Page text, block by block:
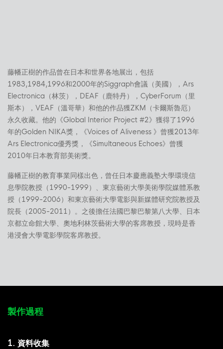
藤幡正樹的作品曾在日本和世界各地展出，包括
1983,1984,1996和2000年的Siggraph會議（美國），Ars
Electronica（林茨），DEAF（鹿特丹），CyberForum（里
斯本），VEAF（溫哥華）和他的作品獲ZKM（卡爾斯魯厄）
永久收藏。他的《Global Interior Project #2》獲得了1996
年的Golden NIKA獎，《Voices of Aliveness 》曾獲2013年
Ars Electronica優秀獎，《Simultaneous Echoes》曾獲
2010年日本教育部美術獎。
藤幡正樹的教育事業同樣出色，曾任日本慶應義塾大學環境信
息學院教授（1990-1999）、東京藝術大學美術學院媒體系教
授（1999-2006）和東京藝術大學電影與新媒體研究院教授及
院長（2005-2011）。之後擔任法國巴黎巴黎第八大學、日本
京都立命館大學、奧地利林茨藝術大學的客席教授，現時是香
港浸會大學電影學院客席教授。
製作過程
1. 資料收集